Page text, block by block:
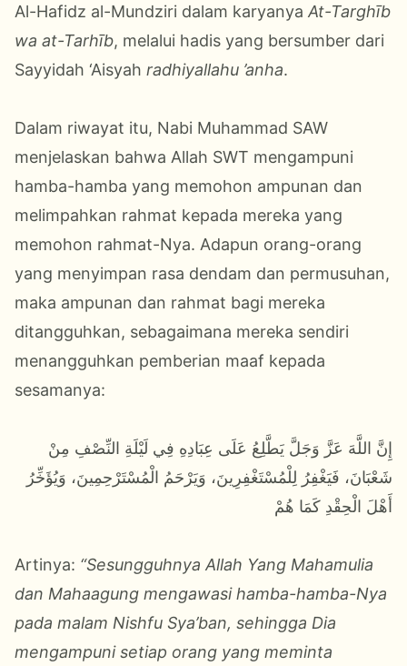
Al-Hafidz al-Mundziri dalam karyanya At-Targhīb
wa at-Tarhīb, melalui hadis yang bersumber dari
Sayyidah ‘Aisyah radhiyallahu ’anha.
Dalam riwayat itu, Nabi Muhammad SAW
menjelaskan bahwa Allah SWT mengampuni
hamba-hamba yang memohon ampunan dan
melimpahkan rahmat kepada mereka yang
memohon rahmat-Nya. Adapun orang-orang
yang menyimpan rasa dendam dan permusuhan,
maka ampunan dan rahmat bagi mereka
ditangguhkan, sebagaimana mereka sendiri
menangguhkan pemberian maaf kepada
sesamanya:
إِنَّ اللَّهَ عَزَّ وَجَلَّ يَطَّلِعُ عَلَى عِبَادِهِ فِي لَيْلَةِ النِّصْفِ مِنْ
شَعْبَانَ، فَيَغْفِرُ لِلْمُسْتَغْفِرِينَ، وَيَرْحَمُ الْمُسْتَرْحِمِينَ، وَيُؤَخِّرُ
أَهْلَ الْحِقْدِ كَمَا هُمْ
Artinya: “Sesungguhnya Allah Yang Mahamulia
dan Mahaagung mengawasi hamba-hamba-Nya
pada malam Nishfu Sya’ban, sehingga Dia
mengampuni setiap orang yang meminta